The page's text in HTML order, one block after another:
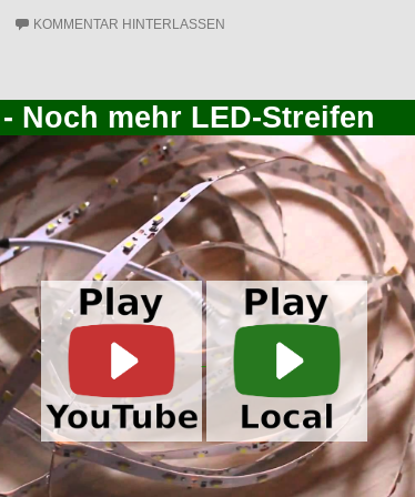
KOMMENTAR HINTERLASSEN
Noch mehr LED-Streifen